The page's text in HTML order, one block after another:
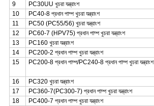
9
PC30UU খুচরা যন্ত্রাংশ
10
PC40-8 প্রধান পাম্প খুচরা যন্ত্রাংশ
11
PC50 (PC55/56) খুচরা যন্ত্রাংশ
12
PC60-7 (HPV75) প্রধান পাম্প খুচরা যন্ত্রাংশ
13
PC160 খুচরা যন্ত্রাংশ
14
PC200-2 প্রধান পাম্প খুচরা যন্ত্রাংশ
15
PC200-8 প্রধান পাম্প/PC240-8 প্রধান পাম্প খুচরা যন্ত্রাংশ
16
PC320 খুচরা যন্ত্রাংশ
17
PC360-7(PC300-7) প্রধান পাম্প খুচরা যন্ত্রাংশ
18
PC400-7 প্রধান পাম্প খুচরা যন্ত্রাংশ